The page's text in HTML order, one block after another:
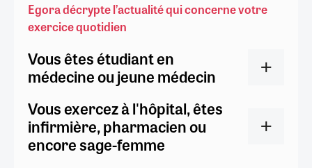
Egora décrypte l’actualité qui concerne votre
exercice quotidien
Vous êtes étudiant en
médecine ou jeune médecin
Vous exercez à l'hôpital, êtes
infirmière, pharmacien ou
encore sage-femme